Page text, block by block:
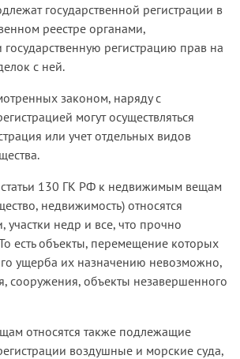
государственной регистрации в
реестре органами,
регистрацию прав на
с ней.
законом, наряду с
могут осуществляться
или учет отдельных видов
статьи 130 ГК РФ к недвижимым вещам
недвижимость) относятся
участки недр и все, что прочно
есть объекты, перемещение которых
ущерба их назначению невозможно,
сооружения, объекты незавершенного
относятся также подлежащие
воздушные и морские суда,